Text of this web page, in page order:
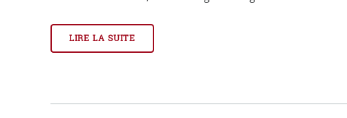
LIRE LA SUITE